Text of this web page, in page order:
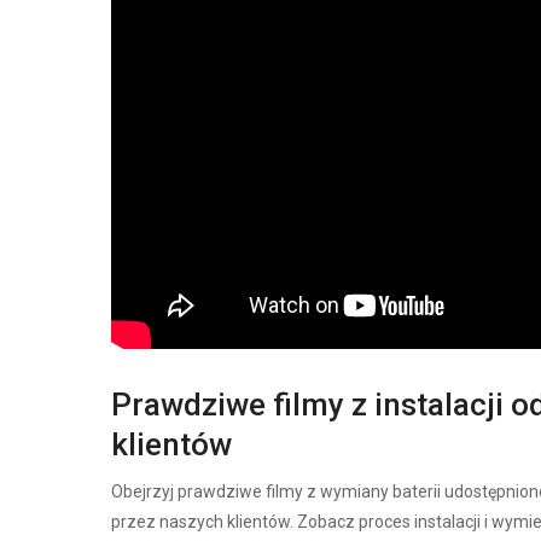
Prawdziwe filmy z instalacji
klientów
Obejrzyj prawdziwe filmy z wymiany baterii
przez naszych klientów. Zobacz proces instalacji i